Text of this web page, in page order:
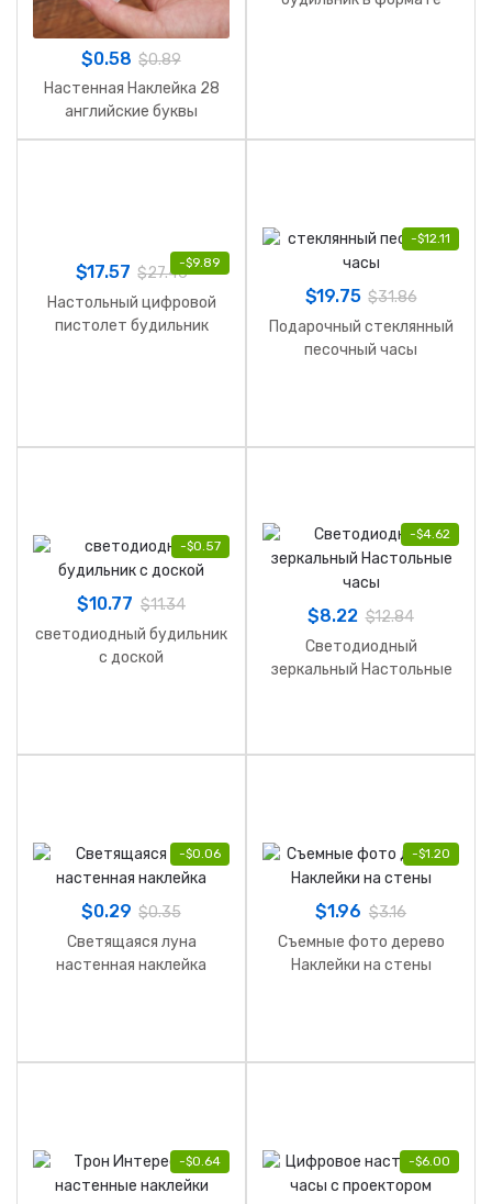
$0.58 $0.89
Настенная Наклейка 28
английские буквы
-$9.89
$17.57 $27.46
Настольный цифровой
пистолет будильник
-$12.11
$19.75 $31.86
Подарочный стеклянный
песочный часы
-$0.57
$10.77 $11.34
светодиодный будильник
с доской
-$4.62
$8.22 $12.84
Светодиодный
зеркальный Настольные
-$0.06
$0.29 $0.35
Светящаяся луна
настенная наклейка
-$1.20
$1.96 $3.16
Съемные фото дерево
Наклейки на стены
-$0.64 -$6.00